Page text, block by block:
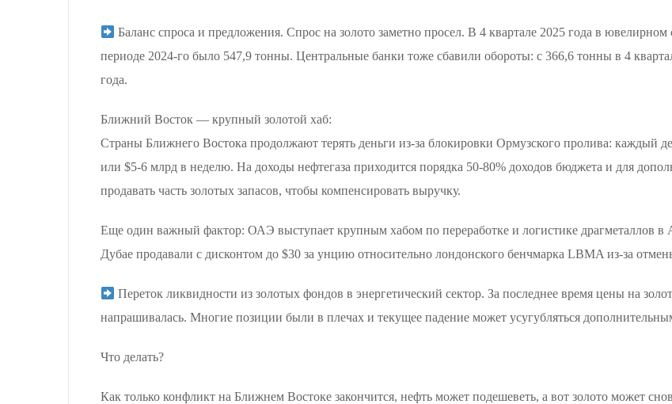
Баланс спроса и предложения. Cпрос на золото заметно просел. В 4 квартале 2025 года в
периоде 2024-го было 547,9 тонны. Центральные банки тоже сбавили обороты: с 366,6 тонны в 4
года.
Ближний Восток — крупный золотой хаб:
Страны Ближнего Востока продолжают терять деньги из-за блокировки Ормузского пролива: каждый
или $5-6 млрд в неделю. На доходы нефтегаза приходится порядка 50-80% доходов бюджета и для
продавать часть золотых запасов, чтобы компенсировать выручку.
Еще один важный фактор: ОАЭ выступает крупным хабом по переработке и логистике драгметаллов в
Дубае продавали с дисконтом до $30 за унцию относительно лондонского бенчмарка LBMA из-за
Переток ликвидности из золотых фондов в энергетический сектор. За последнее время цены на
напрашивалась. Многие позиции были в плечах и текущее падение может усугубляться
Что делать?
Как только конфликт на Ближнем Востоке закончится, нефть может подешеветь, а вот золото может